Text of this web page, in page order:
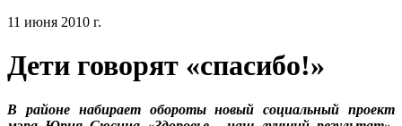
11 июня 2010 г.
Дети говорят «спасибо!»
В районе набирает обороты новый социальный проект